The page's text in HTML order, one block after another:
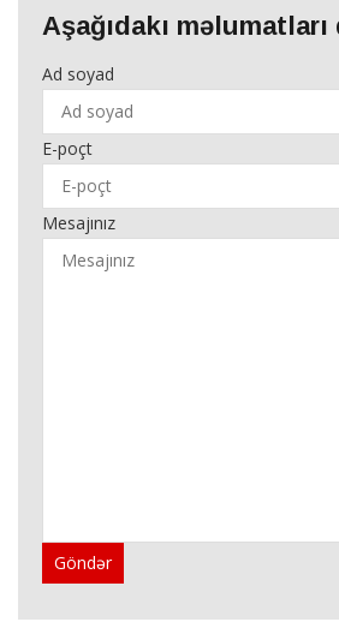
Aşağıdakı
Ad soyad
E-poçt
Mesajınız
Göndər